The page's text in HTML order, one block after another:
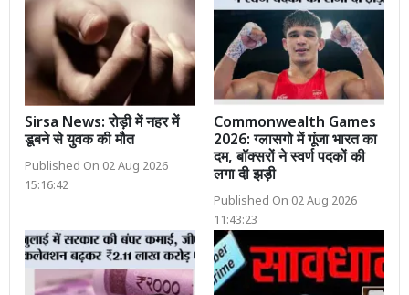
Sirsa News: रोड़ी में नहर में
डूबने से युवक की मौत
Published On 02 Aug 2026
15:16:42
Commonwealth Games
2026: ग्लासगो में गूंजा भारत का
दम, बॉक्सरों ने स्वर्ण पदकों की
लगा दी झड़ी
Published On 02 Aug 2026
11:43:23